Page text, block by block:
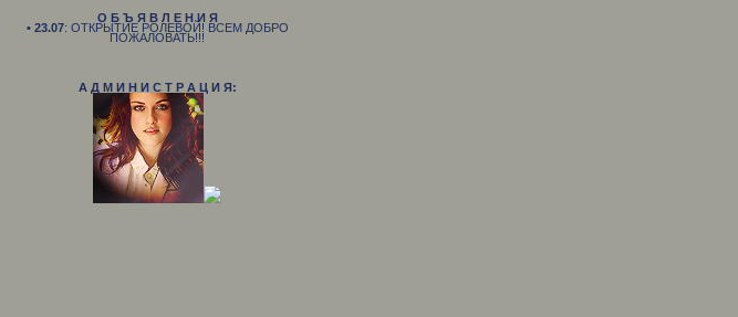
О Б Ъ Я В Л Е Н И Я
• 23.07: ОТКРЫТИЕ РОЛЕВОЙ! ВСЕМ ДОБРО
ПОЖАЛОВАТЬ!!!
А Д М И Н И С Т Р А Ц И Я: